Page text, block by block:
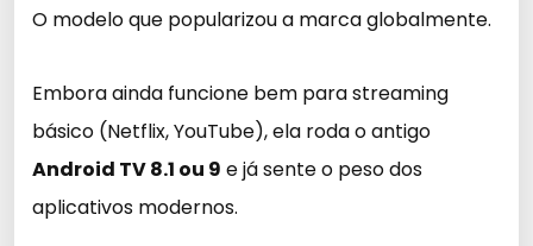
O modelo que popularizou a marca globalmente.
Embora ainda funcione bem para streaming
básico (Netflix, YouTube), ela roda o antigo
Android TV 8.1 ou 9 e já sente o peso dos
aplicativos modernos.